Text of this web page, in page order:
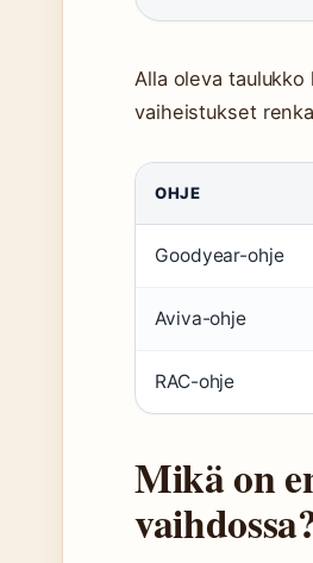
Alla oleva
vaiheistukset
OHJE
Goodyear-ohje
Aviva-ohje
RAC-ohje
Mikä on